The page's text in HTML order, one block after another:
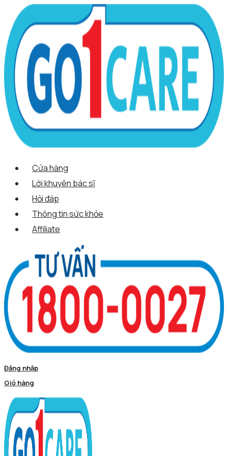
nội
dung
Menu
Cửa hàng
Lời khuyên bác sĩ
Hỏi đáp
Thông tin sức khỏe
Affiliate
Đăng nhập
Giỏ hàng
Quantity
Scroll
Up